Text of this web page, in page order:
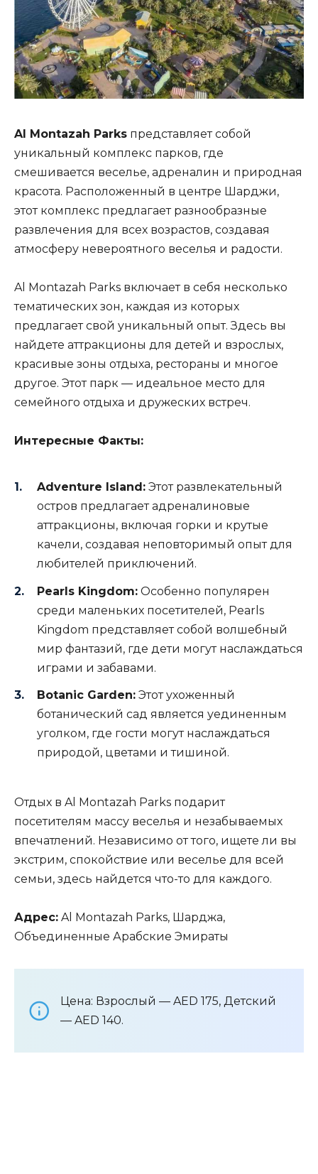
Al Montazah Parks представляет собой
уникальный комплекс парков, где
смешивается веселье, адреналин и природная
красота. Расположенный в центре Шарджи,
этот комплекс предлагает разнообразные
развлечения для всех возрастов, создавая
атмосферу невероятного веселья и радости.
Al Montazah Parks включает в себя несколько
тематических зон, каждая из которых
предлагает свой уникальный опыт. Здесь вы
найдете аттракционы для детей и взрослых,
красивые зоны отдыха, рестораны и многое
другое. Этот парк — идеальное место для
семейного отдыха и дружеских встреч.
Интересные Факты:
Adventure Island: Этот развлекательный
остров предлагает адреналиновые
аттракционы, включая горки и крутые
качели, создавая неповторимый опыт для
любителей приключений.
Pearls Kingdom: Особенно популярен
среди маленьких посетителей, Pearls
Kingdom представляет собой волшебный
мир фантазий, где дети могут наслаждаться
играми и забавами.
Botanic Garden: Этот ухоженный
ботанический сад является уединенным
уголком, где гости могут наслаждаться
природой, цветами и тишиной.
Отдых в Al Montazah Parks подарит
посетителям массу веселья и незабываемых
впечатлений. Независимо от того, ищете ли вы
экстрим, спокойствие или веселье для всей
семьи, здесь найдется что-то для каждого.
Адрес: Al Montazah Parks, Шарджа,
Объединенные Арабские Эмираты
Цена: Взрослый — AED 175, Детский
— AED 140.